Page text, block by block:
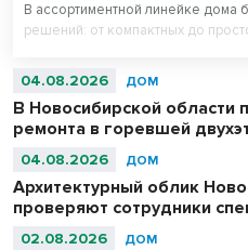
В ассортиментной линейке дома
решений: от компактных до
04.08.2026 ДОМ
В Новосибирской области
ремонта в горевшей
04.08.2026 ДОМ
Архитектурный облик
проверяют сотрудники
02.08.2026 ДОМ